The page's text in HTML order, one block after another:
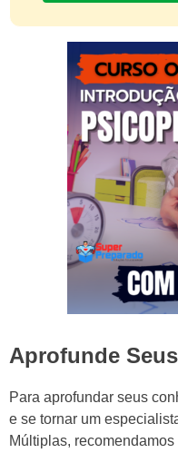
Aprofunde
Para aprofundar seus
e se tornar um
Múltiplas, recomendamos